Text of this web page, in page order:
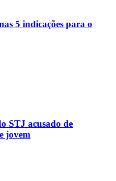
5 indicações para o
STJ acusado de
jovem